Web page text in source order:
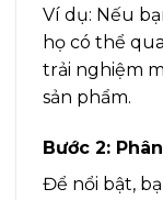
Ví dụ: Nếu
họ có thể
trải nghiệm
sản phẩm.
Bước 2:
Để nổi bật,